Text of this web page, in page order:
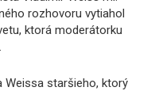
rozhovoru vytiahol
ktorá moderátorku
Weissa staršieho, ktorý